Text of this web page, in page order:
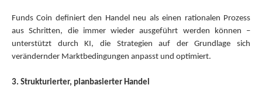
Funds Coin definiert den Handel neu als einen rationalen Prozess
aus Schritten, die immer wieder ausgeführt werden können –
unterstützt durch KI, die Strategien auf der Grundlage sich
verändernder Marktbedingungen anpasst und optimiert.
3. Strukturierter, planbasierter Handel